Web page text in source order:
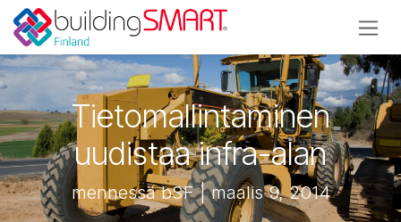
Siirry sisältöön
Tietomallintaminen
uudistaa infra-alan
mennessä bSF | maalis 9, 2014